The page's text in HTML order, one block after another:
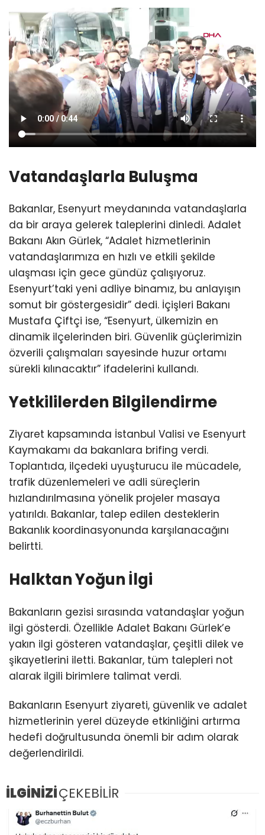
Vatandaşlarla Buluşma
Bakanlar, Esenyurt meydanında vatandaşlarla
da bir araya gelerek taleplerini dinledi. Adalet
Bakanı Akın Gürlek, “Adalet hizmetlerinin
vatandaşlarımıza en hızlı ve etkili şekilde
ulaşması için gece gündüz çalışıyoruz.
Esenyurt’taki yeni adliye binamız, bu anlayışın
somut bir göstergesidir” dedi. İçişleri Bakanı
Mustafa Çiftçi ise, “Esenyurt, ülkemizin en
dinamik ilçelerinden biri. Güvenlik güçlerimizin
özverili çalışmaları sayesinde huzur ortamı
sürekli kılınacaktır” ifadelerini kullandı.
Yetkililerden Bilgilendirme
Ziyaret kapsamında İstanbul Valisi ve Esenyurt
Kaymakamı da bakanlara brifing verdi.
Toplantıda, ilçedeki uyuşturucu ile mücadele,
trafik düzenlemeleri ve adli süreçlerin
hızlandırılmasına yönelik projeler masaya
yatırıldı. Bakanlar, talep edilen desteklerin
Bakanlık koordinasyonunda karşılanacağını
belirtti.
Halktan Yoğun İlgi
Bakanların gezisi sırasında vatandaşlar yoğun
ilgi gösterdi. Özellikle Adalet Bakanı Gürlek’e
yakın ilgi gösteren vatandaşlar, çeşitli dilek ve
şikayetlerini iletti. Bakanlar, tüm talepleri not
alarak ilgili birimlere talimat verdi.
Bakanların Esenyurt ziyareti, güvenlik ve adalet
hizmetlerinin yerel düzeyde etkinliğini artırma
hedefi doğrultusunda önemli bir adım olarak
değerlendirildi.
İLGİNİZİÇEKEBİLİR